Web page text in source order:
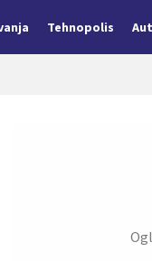
Tehnopolis